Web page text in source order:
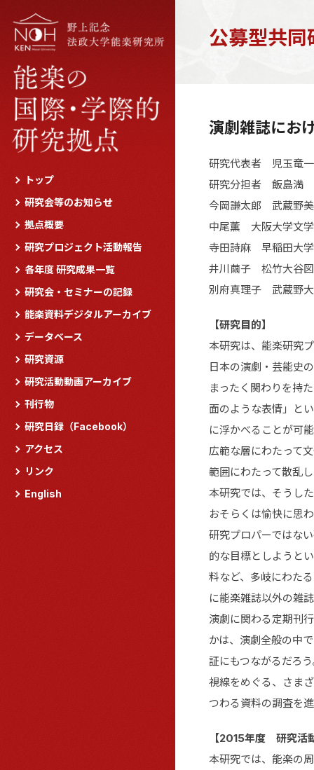
トップ
研究会等のお知らせ
拠点概要
研究プロジェクト活動報告
各年度 研究成果一覧
研究会・セミナーの記録
能楽資料デジタルアーカイブ
データベース
研究資源
研究活動動画アーカイブ
刊行物
研究日録（Facebook）
アクセス
リンク
English
公募型共
演劇雑誌にお
研究代表者 児玉竜
研究分担者 飯島満
今岡謙太郎 武蔵野
中尾薫 大阪大学文
寺田詩麻 早稲田大
井川繭子 松竹大谷
別府真理子 武蔵野大
【研究目的】
本研究は、能楽研究
日本の演劇・芸能史
まったく関わりを持
面のような表情」と
に浮かべることが可
広範な層にわたって
範囲にわたって散乱
本研究では、そうし
おそらくは愉快に思
研究プロパーではな
的な目標としようと
料など、多岐にわた
に能楽雑誌以外の雑
演劇に関わる定期刊
かは、演劇全般の中
証にもつながるだろ
視線をめぐる、さま
つわる資料の調査を
【2015年度 研究活
本研究では、能楽の